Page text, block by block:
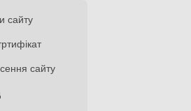
сайту
сайту